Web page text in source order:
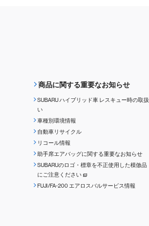
商品に関する重要なお知らせ
SUBARU ハイブリッド車 レスキュー時の取扱
い
車種別環境情報
自動車リサイクル
リコール情報
助手席エアバッグに関する重要なお知らせ
SUBARUのロゴ・標章を不正使用した模倣品
にご注意ください
FUJI/FA-200 エアロスバルサービス情報